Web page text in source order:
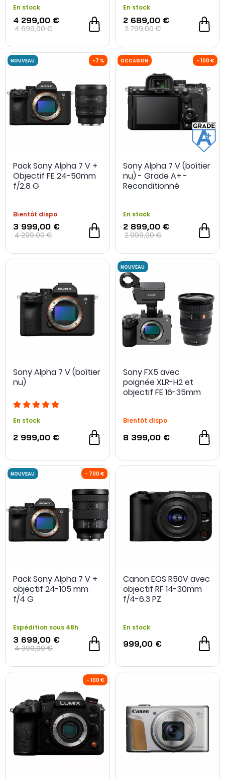
En stock
4 299,00 €
4 699,00 €
En stock
2 689,00 €
2 799,00 €
NOUVEAU -7 %
Pack Sony Alpha 7 V +
Objectif FE 24-50mm
f/2.8 G
Bientôt dispo
3 999,00 €
4 299,00 €
OCCASION
Sony Alpha 7 V (boîtier
nu) - Grade A+ -
Reconditionné
En stock
2 899,00 €
2 999,00 €
Sony Alpha 7 V (boîtier
nu)
En stock
2 999,00 €
Sony FX5 avec
poignée XLR-H2 et
objectif FE 16-35mm
Bientôt dispo
8 399,00 €
Pack Sony Alpha 7 V +
objectif 24-105 mm
f/4 G
Expédition sous 48h
3 699,00 €
4 399,00 €
Canon EOS R50V avec
objectif RF 14-30mm
f/4-6.3 PZ
En stock
999,00 €